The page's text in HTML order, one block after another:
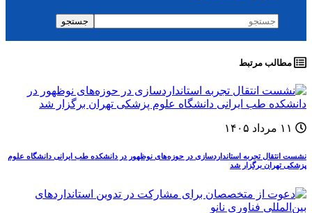
جستجو
مطالب مرتبط
نشست انتقال تجربه استانداردسازی در حوزه‌های نوظهور در دانشکده طب ایرانی دانشگاه علوم
پزشکی تهران برگزار شد